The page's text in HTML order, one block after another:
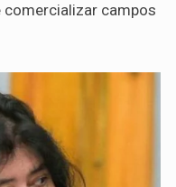
comercializar campos